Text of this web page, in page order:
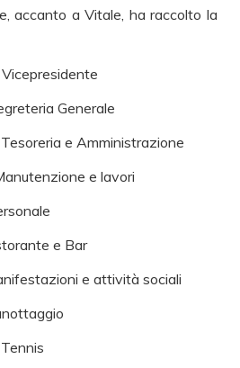
accanto a Vitale, ha raccolto la
, Vicepresidente
Generale
, Tesoreria e Amministrazione
e lavori
e Bar
e attività sociali
, Tennis